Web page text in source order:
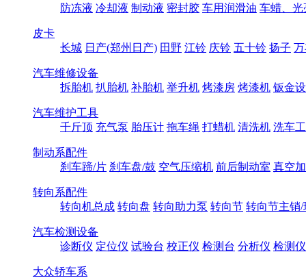
防冻液 冷却液 制动液 密封胶 车用润滑油 车蜡、光
皮卡
长城 日产(郑州日产) 田野 江铃 庆铃 五十铃 扬子
汽车维修设备
拆胎机 扒胎机 补胎机 举升机 烤漆房 烤漆机 钣金
汽车维护工具
千斤顶 充气泵 胎压计 拖车绳 打蜡机 清洗机 洗车
制动系配件
刹车蹄/片 刹车盘/鼓 空气压缩机 前后制动室 真空
转向系配件
转向机总成 转向盘 转向助力泵 转向节 转向节主销/
汽车检测设备
诊断仪 定位仪 试验台 校正仪 检测台 分析仪 检测仪
大众轿车系